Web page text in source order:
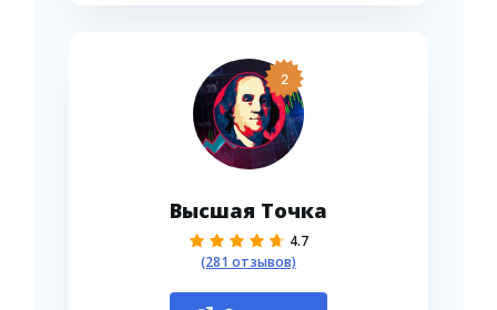
2
Высшая Точка
4.7
(281 отзывов)